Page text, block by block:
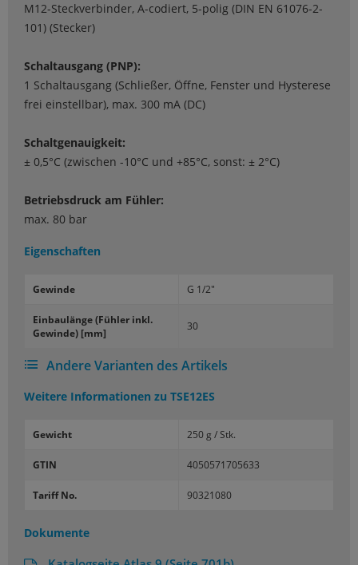
M12-Steckverbinder, A-codiert, 5-polig (DIN EN 61076-2-
101) (Stecker)
Schaltausgang (PNP):
1 Schaltausgang (Schließer, Öffne, Fenster und Hysterese
frei einstellbar), max. 300 mA (DC)
Schaltgenauigkeit:
± 0,5°C (zwischen -10°C und +85°C, sonst: ± 2°C)
Betriebsdruck am Fühler:
max. 80 bar
Eigenschaften
Ge­win­de G 1/2"
Ein­bau­län­ge (Füh­ler inkl.
Ge­win­de) [mm]
30
Andere Varianten des Artikels
Weitere Informationen zu TSE12ES
Gewicht 250 g / Stk.
GTIN 4050571705633
Tariff No. 90321080
Dokumente